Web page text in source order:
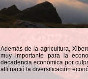
Además de la agricultura,
muy importante para la
decadencia económica por
allí nació la diversificación